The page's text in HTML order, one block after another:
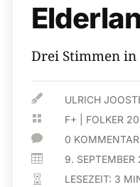
Drei Stimmen
 ULRICH
 F+ FOLKER
 0
 9.
 LESEZEIT: 3